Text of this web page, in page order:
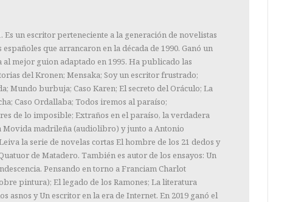
Es un escritor perteneciente a la generación de novelistas
que arrancaron en la década de 1990. Ganó un
al mejor guion adaptado en 1995. Ha publicado las
del Kronen; Mensaka; Soy un escritor frustrado;
Mundo burbuja; Caso Karen; El secreto del Oráculo; La
Caso Ordallaba; Todos iremos al paraíso;
de lo imposible; Extraños en el paraíso, la verdadera
Movida madrileña (audiolibro) y junto a Antonio
la serie de novelas cortas El hombre de los 21 dedos y
de Matadero. También es autor de los ensayos: Un
Pensando en torno a Franciam Charlot
pintura); El legado de los Ramones; La literatura
asnos y Un escritor en la era de Internet. En 2019 ganó el